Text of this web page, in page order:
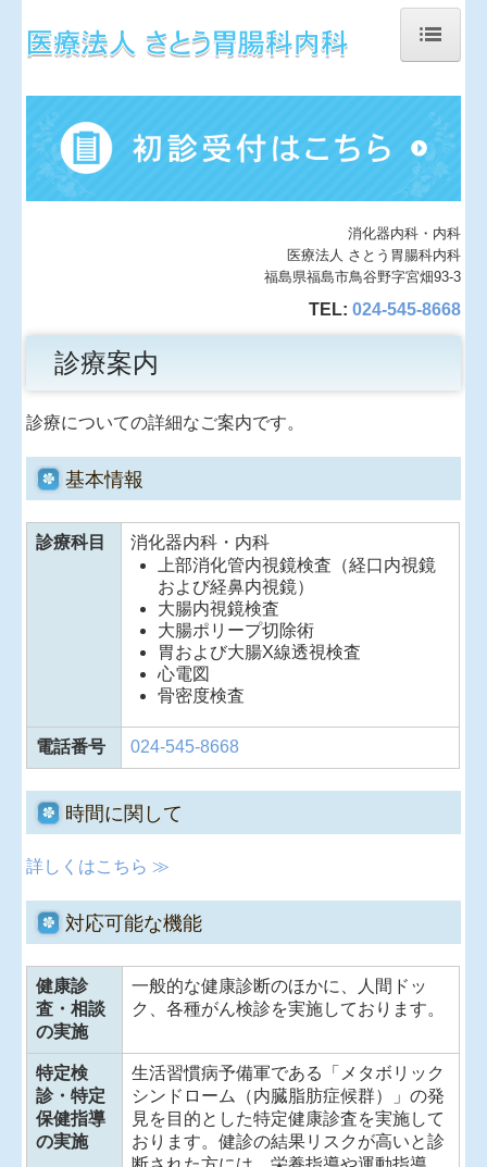
当院について
診療案内
消化器内科・内科
医療法人 さとう胃腸科内科
福島県福島市鳥谷野字宮畑93-3
TEL: 024-545-8668
診療案内
診療についての詳細なご案内です。
基本情報
診療科目
消化器内科・内科
上部消化管内視鏡検査（経口内視鏡
および経鼻内視鏡）
大腸内視鏡検査
大腸ポリープ切除術
胃および大腸X線透視検査
心電図
骨密度検査
電話番号 024-545-8668
時間に関して
詳しくはこちら ≫
対応可能な機能
健康診
査・相談
の実施
一般的な健康診断のほかに、人間ドッ
ク、各種がん検診を実施しております。
特定検
診・特定
保健指導
の実施
生活習慣病予備軍である「メタボリック
シンドローム（内臓脂肪症候群）」の発
見を目的とした特定健康診査を実施して
おります。健診の結果リスクが高いと診